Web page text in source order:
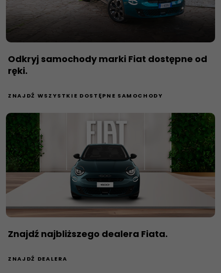
Odkryj samochody marki Fiat dostępne od
ręki.
ZNAJDŹ WSZYSTKIE DOSTĘPNE SAMOCHODY
Znajdź najbliższego dealera Fiata.
ZNAJDŹ DEALERA